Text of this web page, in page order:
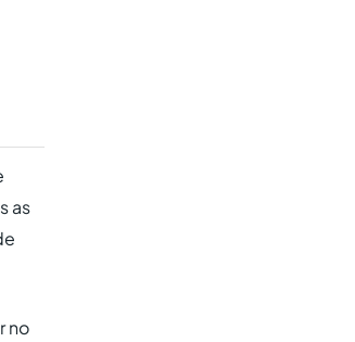
as
no